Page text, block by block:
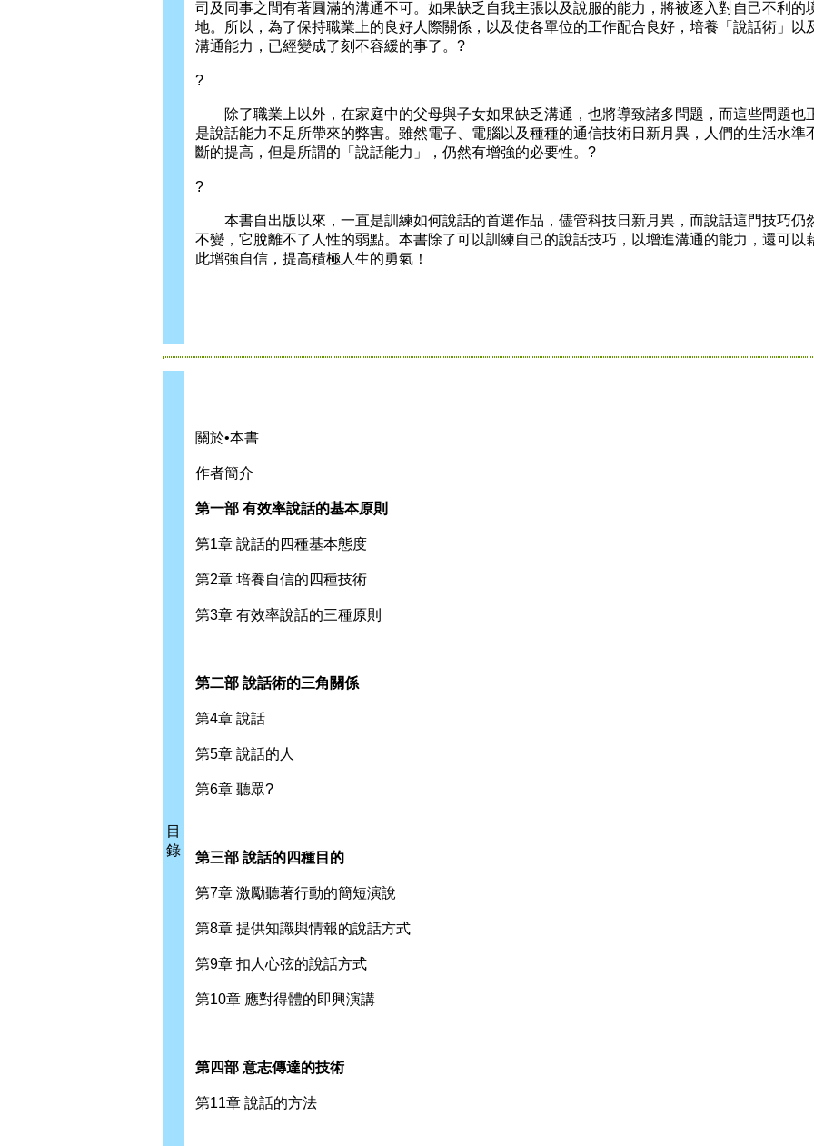
司及同事之間有著圓滿的溝通不可。如果缺乏自我主張以及說服的能力，將被逐入對自己不利的
地。所以，為了保持職業上的良好人際關係，以及使各單位的工作配合良好，培養「說話術」以
溝通能力，已經變成了刻不容緩的事了。?
?
除了職業上以外，在家庭中的父母與子女如果缺乏溝通，也將導致諸多問題，而這些問題也
是說話能力不足所帶來的弊害。雖然電子、電腦以及種種的通信技術日新月異，人們的生活水準
斷的提高，但是所謂的「說話能力」，仍然有增強的必要性。?
?
本書自出版以來，一直是訓練如何說話的首選作品，儘管科技日新月異，而說話這門技巧仍
不變，它脫離不了人性的弱點。本書除了可以訓練自己的說話技巧，以增進溝通的能力，還可以
此增強自信，提高積極人生的勇氣！
目
錄
關於•本書
作者簡介
第一部 有效率說話的基本原則
第1章 說話的四種基本態度
第2章 培養自信的四種技術
第3章 有效率說話的三種原則
第二部 說話術的三角關係
第4章 說話
第5章 說話的人
第6章 聽眾?
第三部 說話的四種目的
第7章 激勵聽著行動的簡短演說
第8章 提供知識與情報的說話方式
第9章 扣人心弦的說話方式
第10章 應對得體的即興演講
第四部 意志傳達的技術
第11章 說話的方法